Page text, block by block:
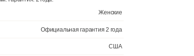
от повреждений. Часы являются водонепроницаемыми